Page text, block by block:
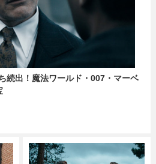
続出！魔法ワールド・007・マーベ